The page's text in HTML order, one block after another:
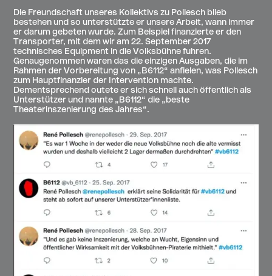
Die Freundschaft unseres Kollektivs zu Pollesch blieb
bestehen und so unterstützte er unsere Arbeit, wann immer
er darum gebeten wurde. Zum Beispiel finanzierte er den
Transporter, mit dem wir am 22. September 2017
technisches Equipment in die Volksbühne fuhren.
Genaugenommen waren das die einzigen Ausgaben, die im
Rahmen der Vorbereitung von „B6112“ anfielen, was Pollesch
zum Hauptfinanzier der Intervention machte.
Dementsprechend outete er sich schnell auch öffentlich als
Unterstützer und nannte „B6112“ die „beste
Theaterinszenierung des Jahres“.